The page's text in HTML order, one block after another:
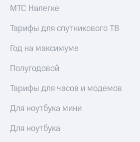
МТС Налегке
Тарифы для спутникового ТВ
Год на максимуме
Полугодовой
Тарифы для часов и модемов
Для ноутбука мини
Для ноутбука